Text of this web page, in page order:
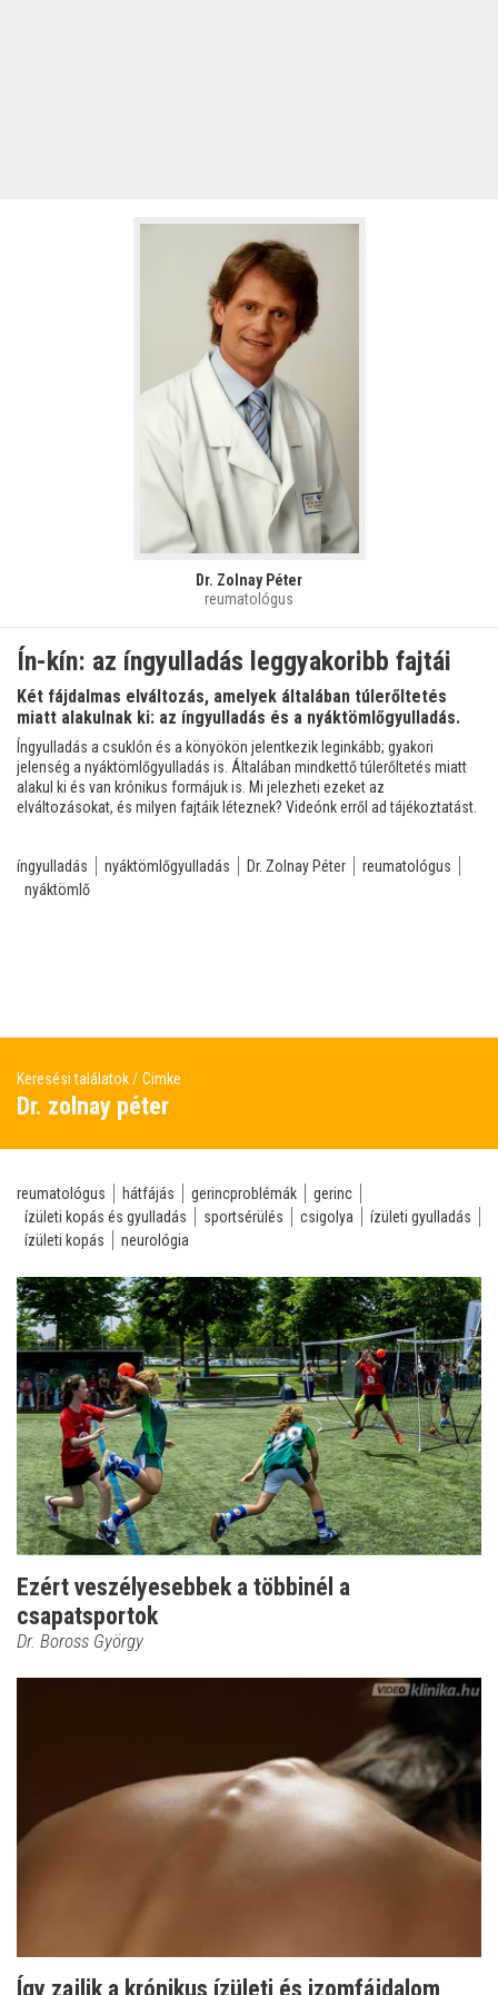
Dr. Zolnay Péter
reumatológus
Ín-kín: az íngyulladás leggyakoribb fajtái
Két fájdalmas elváltozás, amelyek általában túlerőltetés
miatt alakulnak ki: az íngyulladás és a nyáktömlőgyulladás.
Íngyulladás a csuklón és a könyökön jelentkezik leginkább; gyakori
jelenség a nyáktömlőgyulladás is. Általában mindkettő túlerőltetés miatt
alakul ki és van krónikus formájuk is. Mi jelezheti ezeket az
elváltozásokat, és milyen fajtáik léteznek? Videónk erről ad tájékoztatást.
íngyulladás nyáktömlőgyulladás Dr. Zolnay Péter
reumatológus
nyáktömlő
Keresési találatok Cimke
Dr. zolnay péter
reumatológus hátfájás gerincproblémák
gerinc
ízületi kopás és gyulladás
sportsérülés csigolya
ízületi gyulladás
ízületi kopás
neurológia
Ezért veszélyesebbek a többinél a
csapatsportok
Dr. Boross György
Így zajlik a krónikus ízületi és izomfájdalom